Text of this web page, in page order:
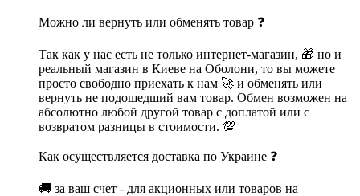
Можно ли вернуть или обменять товар ❓
Так как у нас есть не только интернет-магазин, 🎁 но и
реальный магазин в Киеве на Оболони, то вы можете
просто свободно приехать к нам 🚀 и обменять или
вернуть не подошедший вам товар. Обмен возможен на
абсолютно любой другой товар с доплатой или с
возвратом разницы в стоимости. 💯
Как осуществляется доставка по Украине ❓
🚚 за ваш счет - для акционных или товаров на